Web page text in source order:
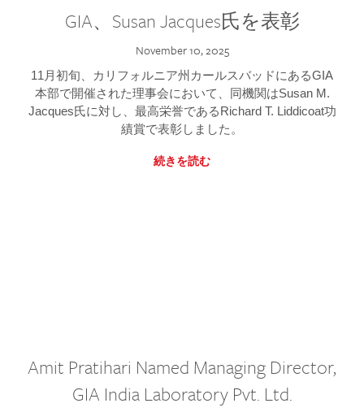
GIA、Susan Jacques氏を表彰
November 10, 2025
11月初旬、カリフォルニア州カールスバッドにあるGIA
本部で開催された理事会において、同機関はSusan M.
Jacques氏に対し、最高栄誉であるRichard T. Liddicoat功
績賞で表彰しました。
続きを読む
Amit Pratihari Named Managing Director,
GIA India Laboratory Pvt. Ltd.